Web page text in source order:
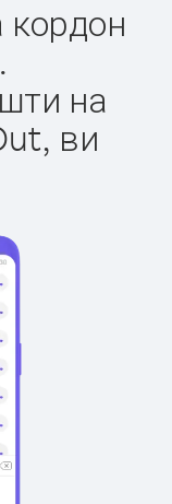
кордон
на
ви